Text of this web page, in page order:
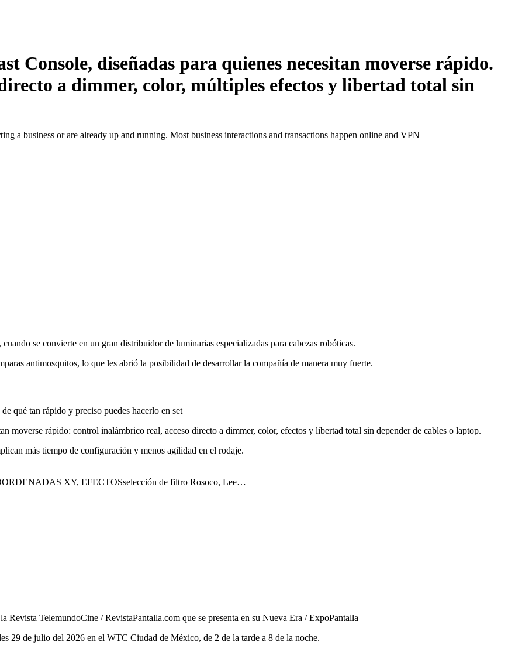
Console, diseñadas para quienes necesitan moverse rápido.
a dimmer, color, múltiples efectos y libertad total sin
a business or are already up and running. Most business interactions and transactions happen online and VPN
se convierte en un gran distribuidor de luminarias especializadas para cabezas robóticas.
antimosquitos, lo que les abrió la posibilidad de desarrollar la compañía de manera muy fuerte.
qué tan rápido y preciso puedes hacerlo en set
moverse rápido: control inalámbrico real, acceso directo a dimmer, color, efectos y libertad total sin depender de cables o laptop.
más tiempo de configuración y menos agilidad en el rodaje.
XY, EFECTOSselección de filtro Rosoco, Lee…
TelemundoCine / RevistaPantalla.com que se presenta en su Nueva Era / ExpoPantalla
29 de julio del 2026 en el WTC Ciudad de México, de 2 de la tarde a 8 de la noche.